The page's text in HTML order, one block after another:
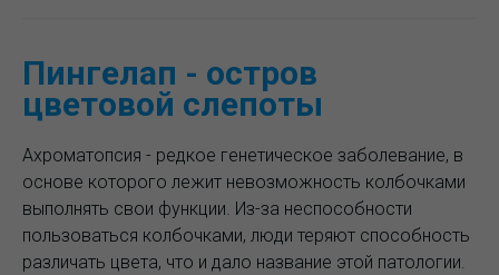
Пингелап - остров
цветовой слепоты
Ахроматопсия - редкое генетическое заболевание, в
основе которого лежит невозможность колбочками
выполнять свои функции. Из-за неспособности
пользоваться колбочками, люди теряют способность
различать цвета, что и дало название этой патологии.